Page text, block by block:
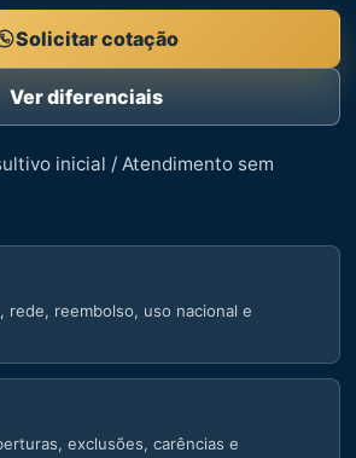
Solicitar cotação
Ver diferenciais
inicial / Atendimento sem
rede, reembolso, uso nacional e
exclusões, carências e